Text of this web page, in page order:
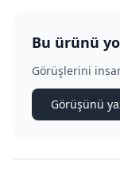
Bu ürünü
Görüşlerini
Görüşünü